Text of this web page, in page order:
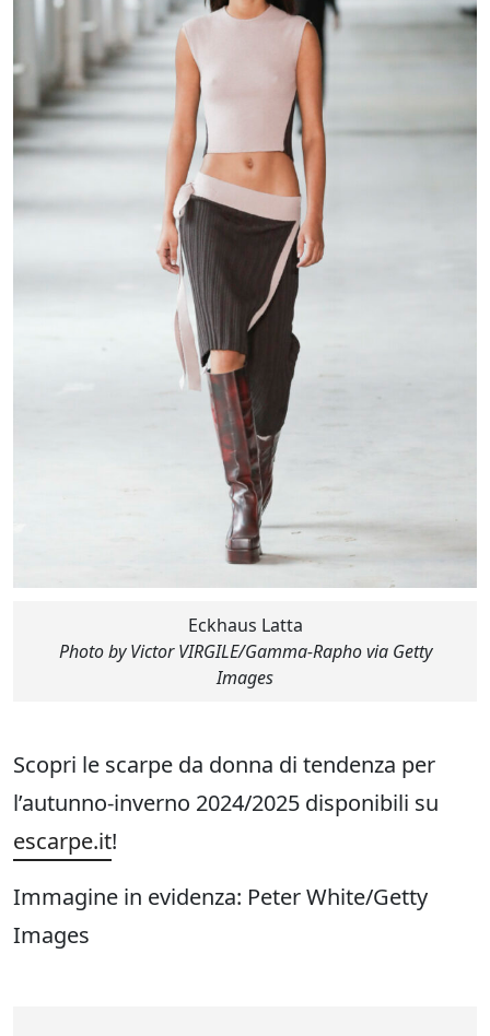
Eckhaus Latta
Photo by Victor VIRGILE/Gamma-Rapho via Getty
Images
Scopri le scarpe da donna di tendenza per
l’autunno-inverno 2024/2025 disponibili su
escarpe.it!
Immagine in evidenza: Peter White/Getty
Images